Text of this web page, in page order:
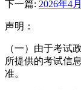
下一篇: 2026年4
声明：
（一）由于考试
所提供的考试信
准。